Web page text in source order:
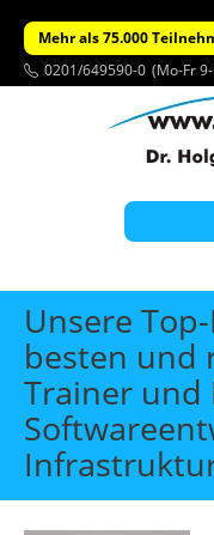
Mehr als 75.000
0201/649590-0 (Mo-Fr
Start
Themen
Beratung
Offene
Unsere
besten und
Trainer